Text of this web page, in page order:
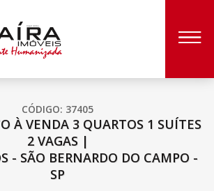
CÓDIGO: 37405
À VENDA 3 QUARTOS 1 SUÍTES
2 VAGAS|
- SÃO BERNARDO DO CAMPO -
SP